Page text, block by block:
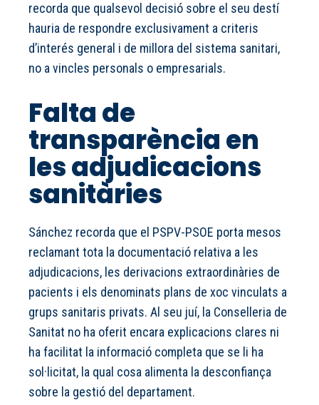
recorda que qualsevol decisió sobre el seu destí
hauria de respondre exclusivament a criteris
d’interés general i de millora del sistema sanitari,
no a vincles personals o empresarials.
Falta de
transparència en
les adjudicacions
sanitàries
Sánchez recorda que el PSPV-PSOE porta mesos
reclamant tota la documentació relativa a les
adjudicacions, les derivacions extraordinàries de
pacients i els denominats plans de xoc vinculats a
grups sanitaris privats. Al seu juí, la Conselleria de
Sanitat no ha oferit encara explicacions clares ni
ha facilitat la informació completa que se li ha
sol·licitat, la qual cosa alimenta la desconfiança
sobre la gestió del departament.